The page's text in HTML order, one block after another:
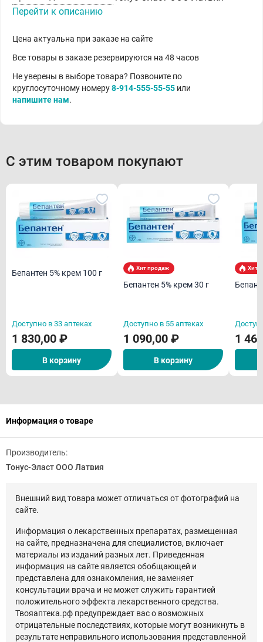
Перейти к описанию
Цена актуальна при заказе на сайте
Все товары в заказе резервируются на 48 часов
Не уверены в выборе товара? Позвоните по
круглосуточному номеру8-914-555-55-55 или
напишите нам.
С этим товаром покупают
Бепантен 5% крем 100 г
Доступно в 33 аптеках
1 830,00 ₽
В корзину
Хит продаж
Бепантен 5% крем 30 г
Доступно в 55 аптеках
1 090,00 ₽
В корзину
Хит
1
Информация о товаре
Производитель:
Тонус-Эласт ООО Латвия
Внешний вид товара может отличаться от фотографий на
сайте.
Информация о лекарственных препаратах, размещенная
на сайте, предназначена для специалистов, включает
материалы из изданий разных лет. Приведенная
информация на сайте является обобщающей и
представлена для ознакомления, не заменяет
консультации врача и не может служить гарантией
положительного эффекта лекарственного средства.
Твояаптека.рф предупреждает вас о возможных
отрицательные последствиях, которые могут возникнуть в
результате неправильного использования представленной